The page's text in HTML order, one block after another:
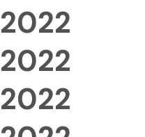
2022
2022
2022